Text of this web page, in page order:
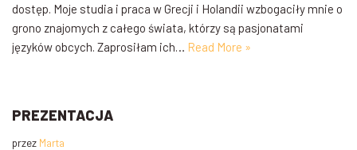
dostęp. Moje studia i praca w Grecji i Holandii wzbogaciły mnie o
grono znajomych z całego świata, którzy są pasjonatami
języków obcych. Zaprosiłam ich… Read More »
PREZENTACJA
przez Marta